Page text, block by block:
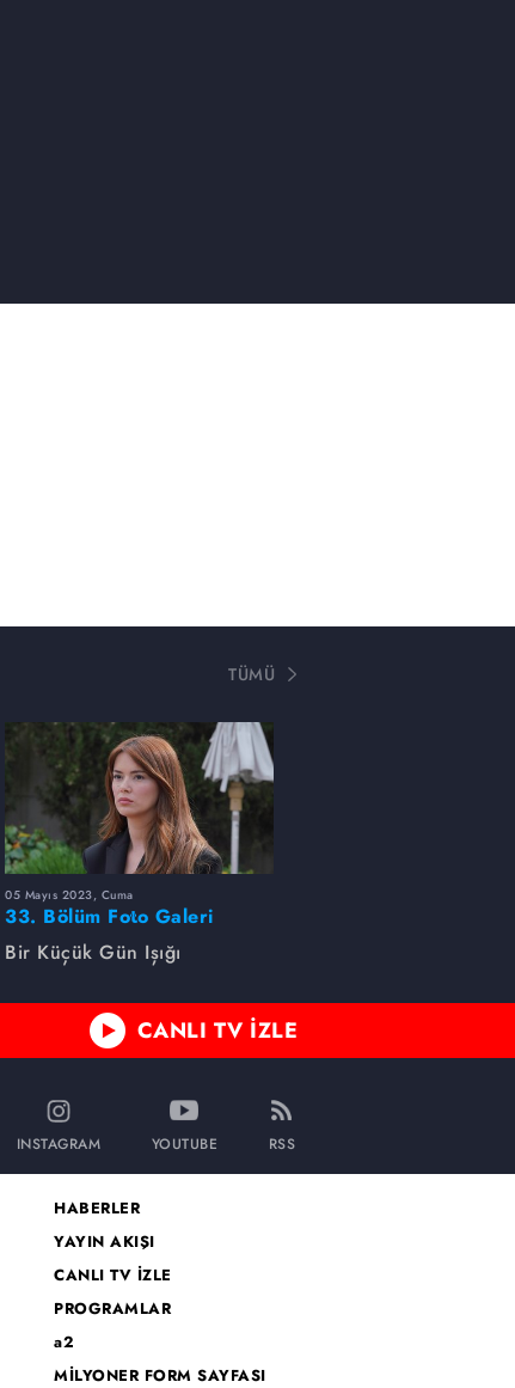
TÜMÜ
05 Mayıs 2023, Cuma
33. Bölüm Foto Galeri
Bir Küçük Gün Işığı
CANLI TV İZLE
INSTAGRAM YOUTUBE RSS
HABERLER
YAYIN AKIŞI
CANLI TV İZLE
PROGRAMLAR
a2
MİLYONER FORM SAYFASI